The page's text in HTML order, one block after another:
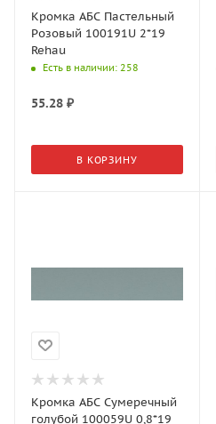
Кромка АБС Пастельный
Розовый 100191U 2*19
Rehau
Есть в наличии: 258
55.28 ₽
В КОРЗИНУ
Кромка АБС Сумеречный
голубой 100059U 0,8*19